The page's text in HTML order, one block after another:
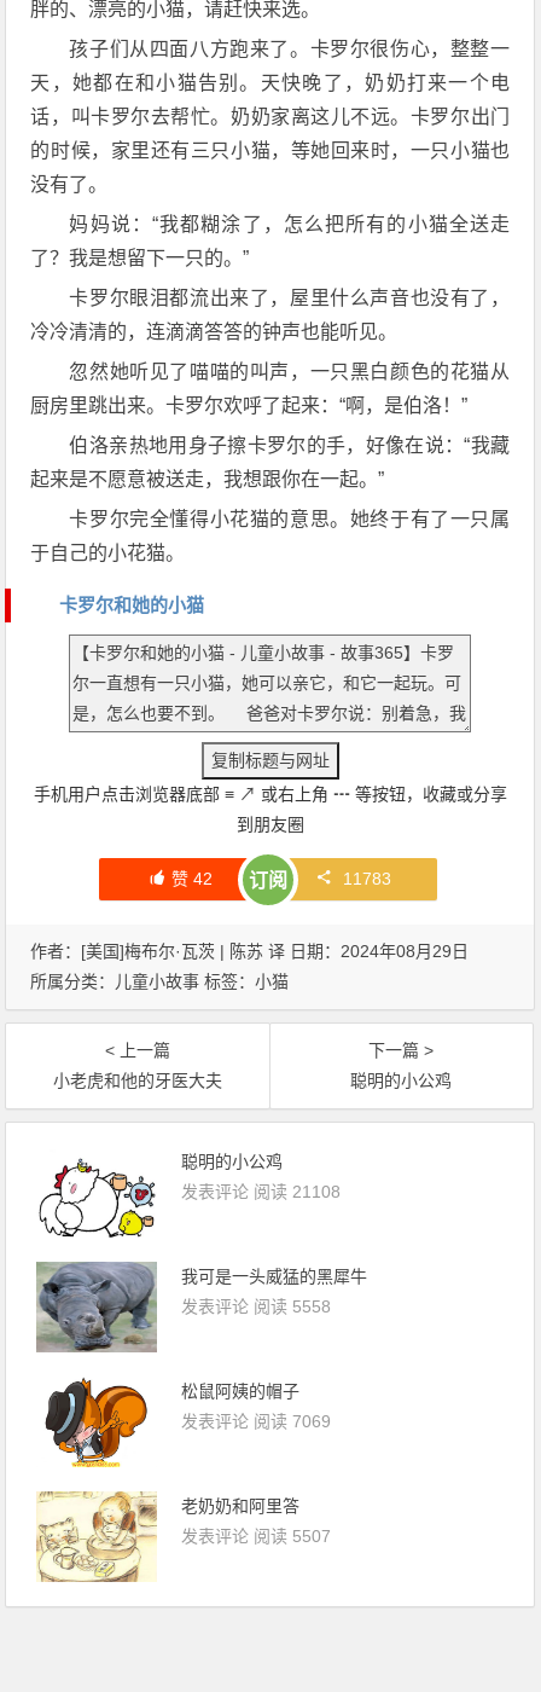
胖的、漂亮的小猫，请赶快来选。
孩子们从四面八方跑来了。卡罗尔很伤心，整整一
天，她都在和小猫告别。天快晚了，奶奶打来一个电
话，叫卡罗尔去帮忙。奶奶家离这儿不远。卡罗尔出门
的时候，家里还有三只小猫，等她回来时，一只小猫也
没有了。
妈妈说：“我都糊涂了，怎么把所有的小猫全送走
了？我是想留下一只的。”
卡罗尔眼泪都流出来了，屋里什么声音也没有了，
冷冷清清的，连滴滴答答的钟声也能听见。
忽然她听见了喵喵的叫声，一只黑白颜色的花猫从
厨房里跳出来。卡罗尔欢呼了起来：“啊，是伯洛！”
伯洛亲热地用身子擦卡罗尔的手，好像在说：“我藏
起来是不愿意被送走，我想跟你在一起。”
卡罗尔完全懂得小花猫的意思。她终于有了一只属
于自己的小花猫。
卡罗尔和她的小猫
手机用户点击浏览器底部 ≡ ↗ 或右上角 ┅ 等按钮，收藏或分享
到朋友圈
赞42 订阅 11783
作者：[美国]梅布尔·瓦茨 | 陈苏 译 日期：2024年08月29日
所属分类： 儿童小故事 标签：小猫
< 上一篇
小老虎和他的牙医大夫
下一篇 >
聪明的小公鸡
聪明的小公鸡
发表评论 阅读 21108
我可是一头威猛的黑犀牛
发表评论 阅读 5558
松鼠阿姨的帽子
发表评论 阅读 7069
老奶奶和阿里答
发表评论 阅读 5507